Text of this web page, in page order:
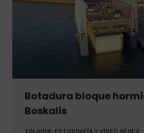
Botadura bloque
Boskalis
VOLAIR®, FOTOGRAFÍA Y VÍDEO AÉREO